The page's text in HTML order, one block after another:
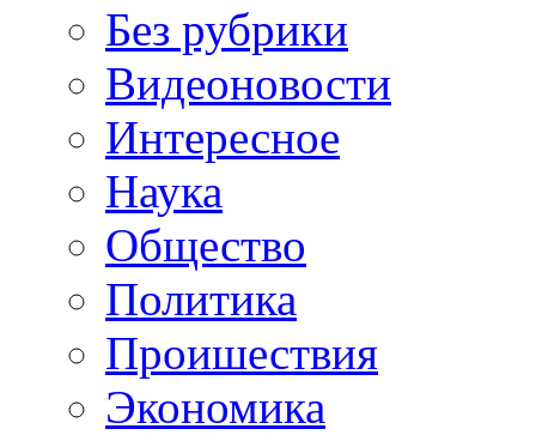
Без рубрики
Видеоновости
Интересное
Наука
Общество
Политика
Проишествия
Экономика